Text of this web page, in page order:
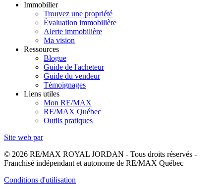
Immobilier
Trouvez une propriété
Évaluation immobilière
Alerte immobilière
Ma vision
Ressources
Blogue
Guide de l'acheteur
Guide du vendeur
Témoignages
Liens utiles
Mon RE/MAX
RE/MAX Québec
Outils pratiques
Site web par
© 2026 RE/MAX ROYAL JORDAN - Tous droits réservés -
Franchisé indépendant et autonome de RE/MAX Québec
Conditions d'utilisation